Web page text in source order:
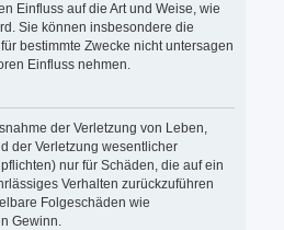
Einfluss auf die Art und Weise, wie
Sie können insbesondere die
bestimmte Zwecke nicht untersagen
Einfluss nehmen.
der Verletzung von Leben,
der Verletzung wesentlicher
nur für Schäden, die auf ein
Verhalten zurückzuführen
Folgeschäden wie
Gewinn.